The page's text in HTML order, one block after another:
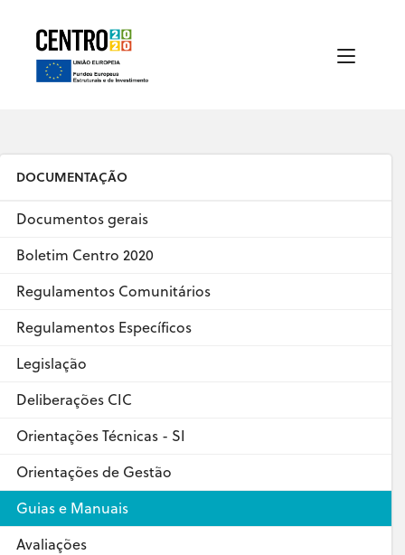
DOCUMENTAÇÃO
Documentos gerais
Boletim Centro 2020
Regulamentos Comunitários
Regulamentos Específicos
Legislação
Deliberações CIC
Orientações Técnicas - SI
Orientações de Gestão
Guias e Manuais
Avaliações